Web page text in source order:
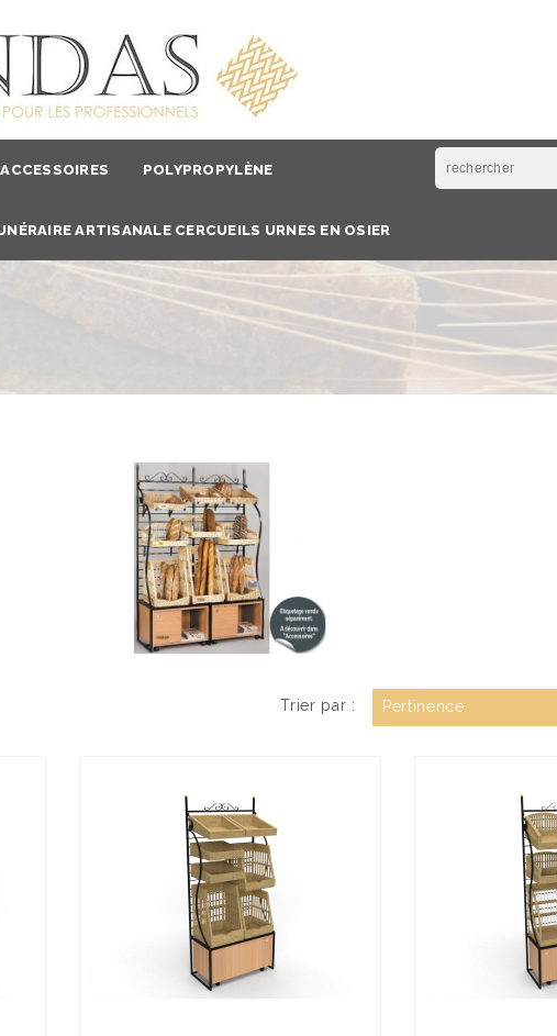
ACCESSOIRES POLYPROPYLÈNE
ARTISANALE CERCUEILS URNES EN OSIER
Trier par : Pertinence